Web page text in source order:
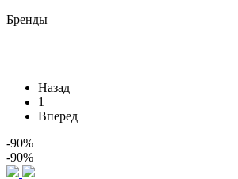
Бренды
Назад
1
Вперед
-90%
-90%